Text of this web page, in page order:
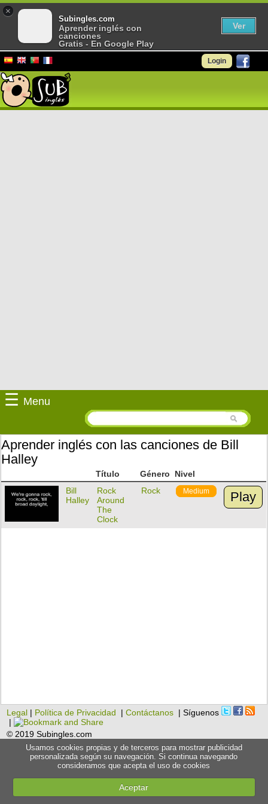
Login
☰ Menu
Aprender inglés con las canciones de Bill
Halley
Título Género
Nivel
Bill
Halley
Rock
Around
The
Clock
Rock Medium Play
Legal | Política de Privacidad |Contáctanos | Síguenos
|
© 2019 Subingles.com
Usamos cookies propias y de terceros para mostrar publicidad
personalizada según su navegación. Si continua navegando
consideramos que acepta el uso de cookies
Aceptar
×
Subingles.com
Aprender inglés con
canciones
Gratis - En Google Play
Ver